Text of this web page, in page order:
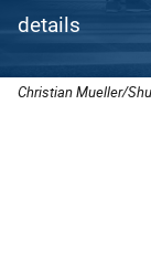
details
Christian Mueller/